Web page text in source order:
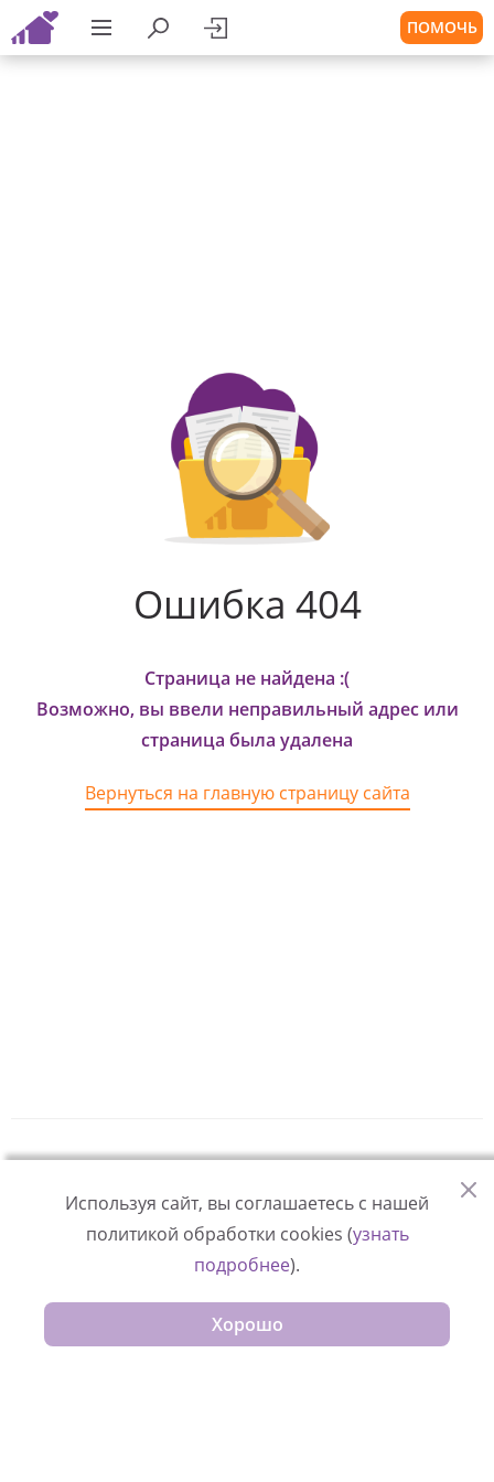
ПОМОЧЬ
Ошибка 404
Страница не найдена :(
Возможно, вы ввели неправильный адрес или
страница была удалена
Вернуться на главную страницу сайта
Истории и статьи
Видеоанкеты детей-сирот
Приемным родителям
Как помочь
Используя сайт, вы соглашаетесь с нашей
политикой обработки cookies (узнать
подробнее).
Хорошо